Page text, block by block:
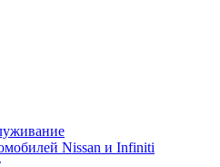
Nissan и Infiniti